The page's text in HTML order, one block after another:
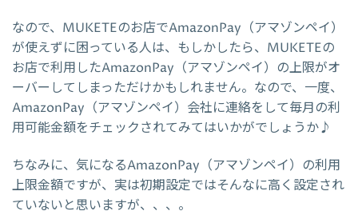
なので、MUKETEのお店でAmazonPay（アマゾンペイ）
が使えずに困っている人は、もしかしたら、MUKETEの
お店で利用したAmazonPay（アマゾンペイ）の上限がオ
ーバーしてしまっただけかもしれません。なので、一度、
AmazonPay（アマゾンペイ）会社に連絡をして毎月の利
用可能金額をチェックされてみてはいかがでしょうか♪
ちなみに、気になるAmazonPay（アマゾンペイ）の利用
上限金額ですが、実は初期設定ではそんなに高く設定され
ていないと思いますが、、、。